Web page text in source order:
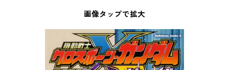
画像タップで拡大